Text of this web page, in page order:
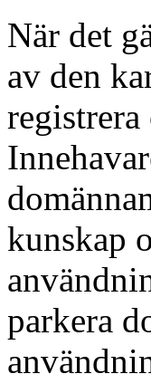
När det
av den
kunskap
parkera